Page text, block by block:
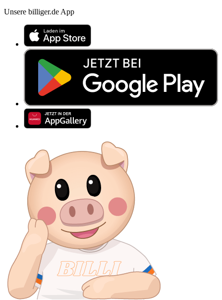
Unsere billiger.de App